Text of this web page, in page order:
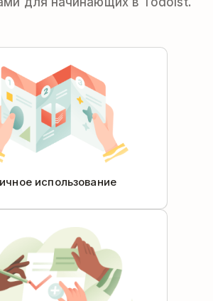
использование